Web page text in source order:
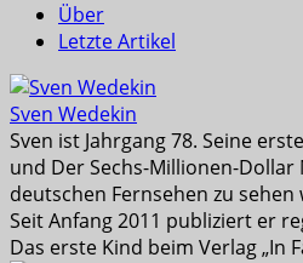
Über
Letzte Artikel
Sven Wedekin
Sven ist Jahrgang 78. Seine
und Der Sechs-Millionen-
deutschen Fernsehen zu sehen
Seit Anfang 2011 publiziert er
Das erste Kind beim Verlag „In